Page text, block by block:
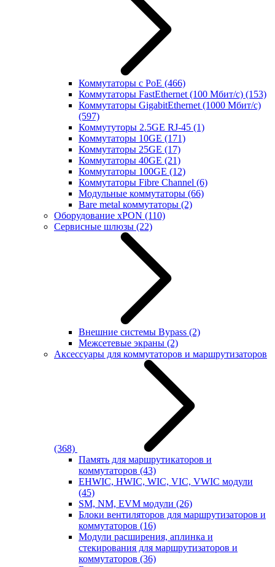
Коммутаторы с PoE (466)
Коммутаторы FastEthernet (100 Мбит/с) (153)
Коммутаторы GigabitEthernet (1000 Мбит/с)
(597)
Коммутуторы 2.5GE RJ-45 (1)
Коммутаторы 10GE (171)
Коммутаторы 25GE (17)
Коммутаторы 40GE (21)
Коммутаторы 100GE (12)
Коммутаторы Fibre Channel (6)
Модульные коммутаторы (66)
Bare metal коммутаторы (2)
Оборудование xPON (110)
Сервисные шлюзы (22)
Внешние системы Bypass (2)
Межсетевые экраны (2)
Аксессуары для коммутаторов и маршрутизаторов
(368)
Память для маршрутикаторов и
коммутаторов (43)
EHWIC, HWIC, WIC, VIC, VWIC модули
(45)
SM, NM, EVM модули (26)
Блоки вентиляторов для маршрутизаторов и
коммутаторов (16)
Модули расширения, аплинка и
стекирования для маршрутизаторов и
коммутаторов (36)